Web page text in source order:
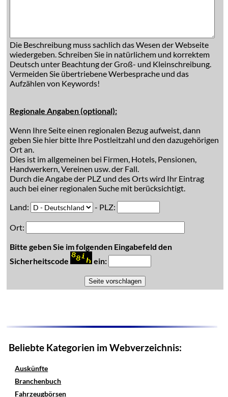
Die Beschreibung muss sachlich das Wesen der Webseite
wiedergeben. Schreiben Sie in natürlichem und korrektem
Deutsch unter Beachtung der Groß- und Kleinschreibung.
Vermeiden Sie übertriebene Werbesprache und das
Aufzählen von Keywords!
Regionale Angaben (optional):
Wenn Ihre Seite einen regionalen Bezug aufweist, dann
geben Sie hier bitte Ihre Postleitzahl und den dazugehörigen
Ort an.
Dies ist im allgemeinen bei Firmen, Hotels, Pensionen,
Handwerkern, Vereinen usw. der Fall.
Durch die Angabe der PLZ und des Orts wird Ihr Eintrag
auch bei einer regionalen Suche mit berücksichtigt.
Land:
- PLZ:
Ort:
Bitte geben Sie im folgenden Eingabefeld den
Sicherheitscode
ein:
Beliebte Kategorien im Webverzeichnis:
Auskünfte
Branchenbuch
Fahrzeugbörsen